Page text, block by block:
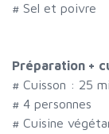
# Sel et poivre
Préparation +
# Cuisson : 25
# 4 personnes
# Cuisine